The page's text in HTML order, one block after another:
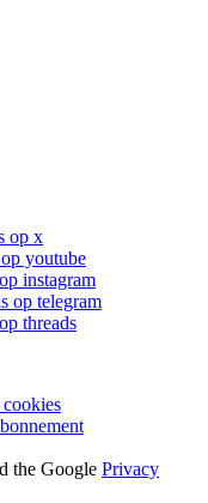
op x
youtube
instagram
op telegram
threads
the Google Privacy